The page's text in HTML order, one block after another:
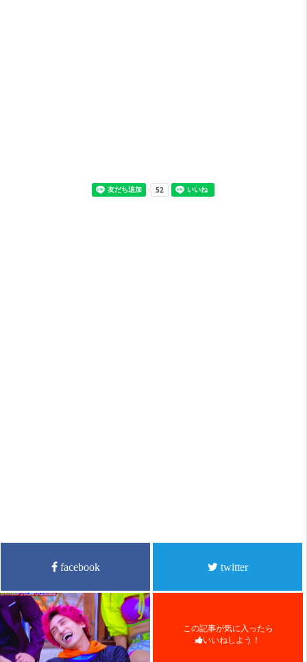
facebook twitter
この記事が気に入ったら
いいねしよう！